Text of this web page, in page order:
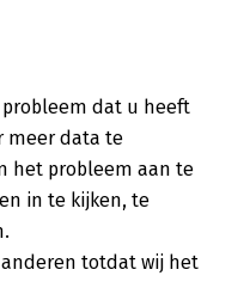
dat u heeft
meer data te
het probleem aan te
in te kijken, te
totdat wij het